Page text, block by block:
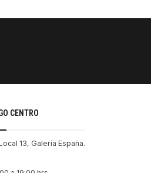
CENTRO
13, Galería España.